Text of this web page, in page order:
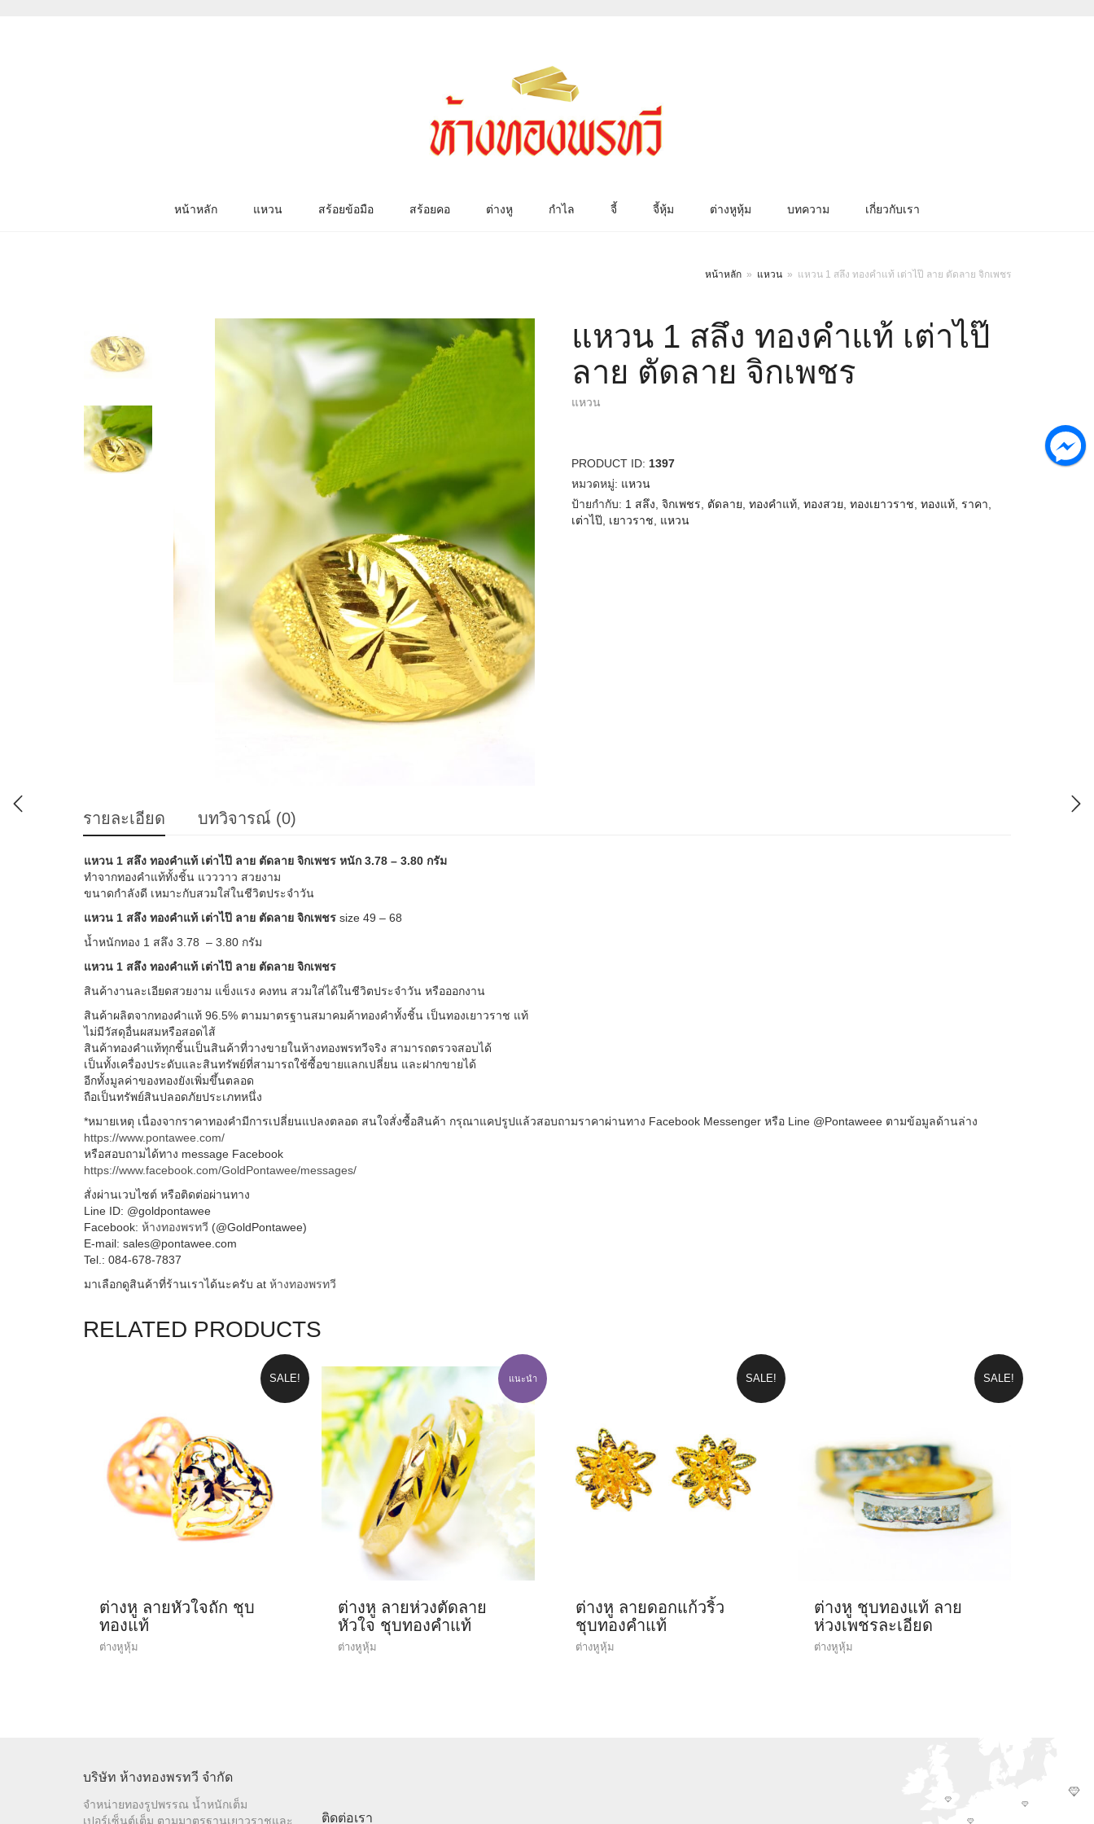
หน้าหลัก แหวน สร้อยข้อมือ สร้อยคอ ต่างหู กำไล จี้ จี้หุ้ม ต่างหูหุ้ม บทความ เกี่ยวกับเรา
หน้าหลัก » แหวน » แหวน 1 สลึง ทองคำแท้ เต่าไป๊ ลาย ตัดลาย จิกเพชร
แหวน 1 สลึง ทองคำแท้ เต่าไป๊
ลาย ตัดลาย จิกเพชร
แหวน
PRODUCT ID: 1397
หมวดหมู่: แหวน
ป้ายกำกับ: 1 สลึง จิกเพชร ตัดลาย ทองคำแท้ ทองสวย ทองเยาวราช ทองแท้ ราคา
เต่าไป๊
เยาวราช แหวน
รายละเอียด บทวิจารณ์ (0)
แหวน 1 สลึง ทองคำแท้ เต่าไป๊ ลาย ตัดลาย จิกเพชร หนัก 3.78 – 3.80 กรัม
ทำจากทองคำแท้ทั้งชิ้น แวววาว สวยงาม
ขนาดกำลังดี เหมาะกับสวมใส่ในชีวิตประจำวัน
แหวน 1 สลึง ทองคำแท้ เต่าไป๊ ลาย ตัดลาย จิกเพชร size 49 – 68
น้ำหนักทอง 1 สลึง 3.78 – 3.80 กรัม
แหวน 1 สลึง ทองคำแท้ เต่าไป๊ ลาย ตัดลาย จิกเพชร
สินค้างานละเอียดสวยงาม แข็งแรง คงทน สวมใส่ได้ในชีวิตประจำวัน หรือออกงาน
สินค้าผลิตจากทองคำแท้ 96.5% ตามมาตรฐานสมาคมค้าทองคำทั้งชิ้น เป็นทองเยาวราช แท้
ไม่มีวัสดุอื่นผสมหรือสอดไส้
สินค้าทองคำแท้ทุกชิ้นเป็นสินค้าที่วางขายในห้างทองพรทวีจริง สามารถตรวจสอบได้
เป็นทั้งเครื่องประดับและสินทรัพย์ที่สามารถใช้ซื้อขายแลกเปลี่ยน และฝากขายได้
อีกทั้งมูลค่าของทองยังเพิ่มขึ้นตลอด
ถือเป็นทรัพย์สินปลอดภัยประเภทหนึ่ง
*หมายเหตุ เนื่องจากราคาทองคำมีการเปลี่ยนแปลงตลอด สนใจสั่งซื้อสินค้า กรุณาแคปรูปแล้วสอบถามราคาผ่านทาง Facebook Messenger หรือ Line @Pontaweee ตามข้อมูลด้านล่าง
https://www.pontawee.com/
หรือสอบถามได้ทาง message Facebook
https://www.facebook.com/GoldPontawee/messages/
สั่งผ่านเวบไซต์ หรือติดต่อผ่านทาง
Line ID: @goldpontawee
Facebook: ห้างทองพรทวี (@GoldPontawee)
E-mail: sales@pontawee.com
Tel.: 084-678-7837
มาเลือกดูสินค้าที่ร้านเราได้นะครับ at ห้างทองพรทวี
RELATED PRODUCTS
SALE!
ต่างหู ลายหัวใจถัก ชุบ
ทองแท้
ต่างหูหุ้ม
แนะนำ
ต่างหู ลายห่วงตัดลาย
หัวใจ ชุบทองคำแท้
ต่างหูหุ้ม
SALE!
ต่างหู ลายดอกแก้วริ้ว
ชุบทองคำแท้
ต่างหูหุ้ม
SALE!
ต่างหู ชุบทองแท้ ลาย
ห่วงเพชรละเอียด
ต่างหูหุ้ม
บริษัท ห้างทองพรทวี จำกัด
จำหน่ายทองรูปพรรณ น้ำหนักเต็ม
เปอร์เซ็นต์เต็ม ตามมาตรฐานเยาวราชและ
ติดต่อเรา